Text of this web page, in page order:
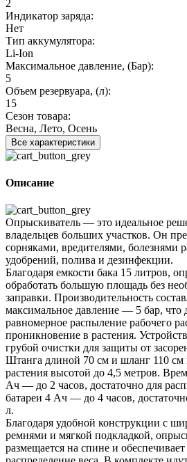
2
Индикатор заряда:
Нет
Тип аккумулятора:
Li-Ion
Максимальное давление, (Бар):
5
Объем резервуара, (л):
15
Сезон товара:
Весна, Лето, Осень
Все характеристики
Описание
Опрыскиватель — это идеальное
владельцев больших участков. Он
сорняками, вредителями, болезнями
удобрений, полива и дезинфекции.
Благодаря емкости бака 15 литров,
обработать большую площадь без
заправки. Производительность
максимальное давление — 5 бар, что
равномерное распыление рабочего
проникновение в растения.
грубой очистки для защиты от
Штанга длиной 70 см и шланг 110 см
растения высотой до 4,5 метров.
Ач — до 2 часов, достаточно для
батареи 4 Ач — до 4 часов,
л.
Благодаря удобной конструкции с
ремнями и мягкой подкладкой,
размещается на спине и